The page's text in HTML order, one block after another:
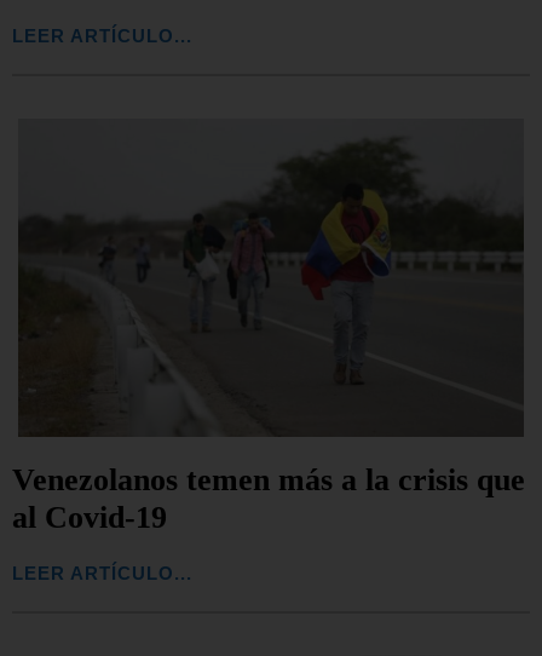
LEER ARTÍCULO...
Venezolanos temen más a la crisis que
al Covid-19
LEER ARTÍCULO...